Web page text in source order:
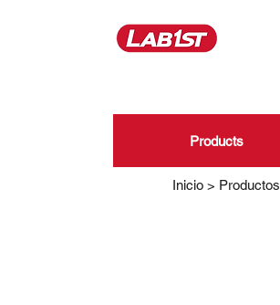
Products
Inicio > Productos